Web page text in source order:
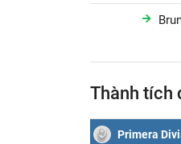
Thành tích
Primera